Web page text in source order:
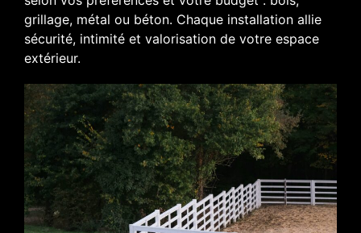
grillage, métal ou béton. Chaque installation allie
sécurité, intimité et valorisation de votre espace
extérieur.